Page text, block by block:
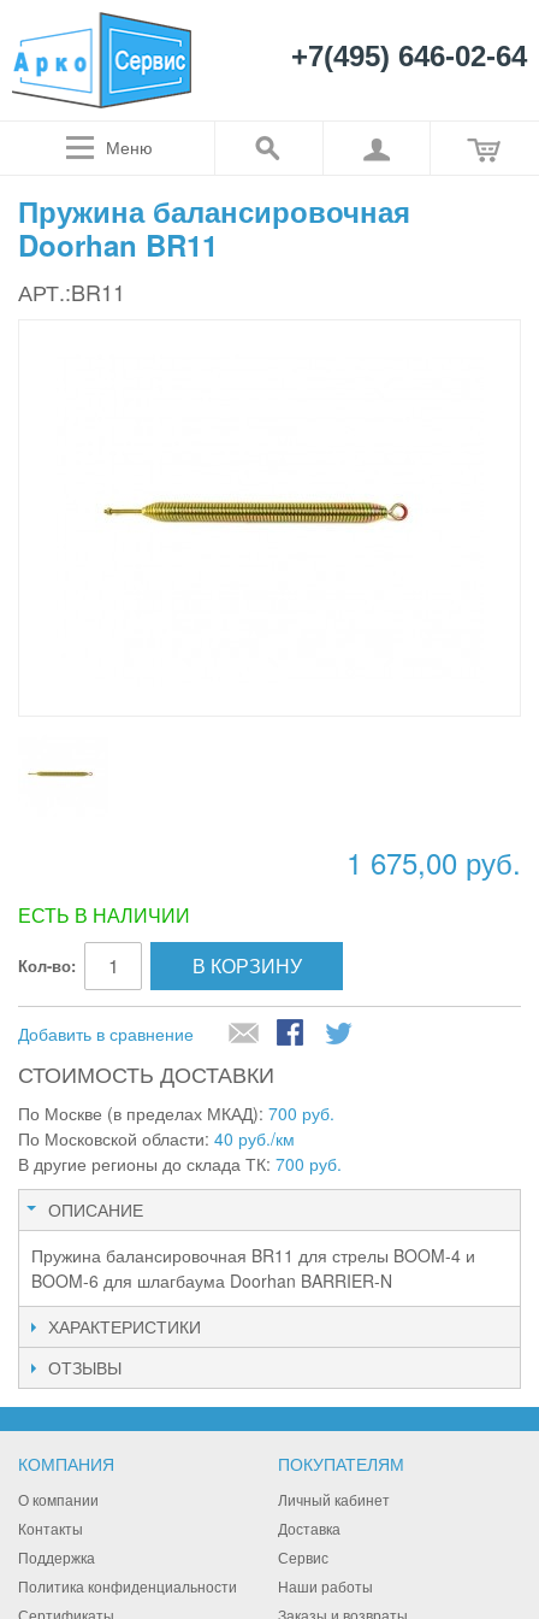
+7(495) 646-02-64
Меню
Пружина балансировочная
Doorhan BR11
АРТ.:BR11
1 675,00 руб.
ЕСТЬ В НАЛИЧИИ
Кол-во: В КОРЗИНУ
Добавить в сравнение
СТОИМОСТЬ ДОСТАВКИ
По Москве (в пределах МКАД): 700 руб.
По Московской области: 40 руб./км
В другие регионы до склада ТК: 700 руб.
ОПИСАНИЕ
Пружина балансировочная BR11 для стрелы BOOM-4 и
BOOM-6 для шлагбаума Doorhan BARRIER-N
ХАРАКТЕРИСТИКИ
ОТЗЫВЫ
КОМПАНИЯ
О компании
Контакты
Поддержка
Политика конфиденциальности
Сертификаты
ПОКУПАТЕЛЯМ
Личный кабинет
Доставка
Сервис
Наши работы
Заказы и возвраты